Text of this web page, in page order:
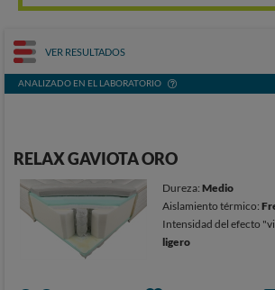
VER RESULTADOS
ANALIZADO EN EL LABORATORIO
RELAX GAVIOTA ORO
Dureza:Medio
Aislamiento térmico:
Intensidad del efecto
ligero